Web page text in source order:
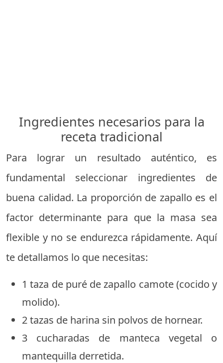
Ingredientes necesarios para la
receta tradicional
Para lograr un resultado auténtico, es
fundamental seleccionar ingredientes de
buena calidad. La proporción de zapallo es el
factor determinante para que la masa sea
flexible y no se endurezca rápidamente. Aquí
te detallamos lo que necesitas:
1 taza de puré de zapallo camote (cocido y
molido).
2 tazas de harina sin polvos de hornear.
3 cucharadas de manteca vegetal o
mantequilla derretida.